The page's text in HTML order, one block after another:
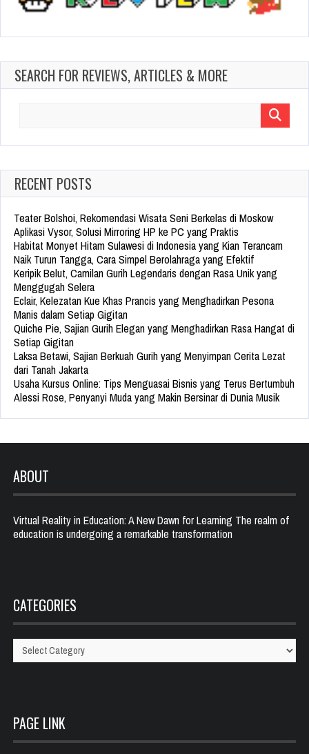
SEARCH FOR REVIEWS, ARTICLES & MORE
RECENT POSTS
Teater Bolshoi, Rekomendasi Wisata Seni Berkelas di Moskow
Aplikasi Vysor, Solusi Mirroring HP ke PC yang Praktis
Habitat Monyet Hitam Sulawesi di Indonesia yang Kian Terancam
Naik Turun Tangga, Cara Simpel Berolahraga yang Efektif
Keripik Belut, Camilan Gurih Legendaris dengan Rasa Unik yang
Menggugah Selera
Eclair, Kelezatan Kue Khas Prancis yang Menghadirkan Pesona
Manis dalam Setiap Gigitan
Quiche Pie, Sajian Gurih Elegan yang Menghadirkan Rasa Hangat di
Setiap Gigitan
Laksa Betawi, Sajian Berkuah Gurih yang Menyimpan Cerita Lezat
dari Tanah Jakarta
Usaha Kursus Online: Tips Menguasai Bisnis yang Terus Bertumbuh
Alessi Rose, Penyanyi Muda yang Makin Bersinar di Dunia Musik
ABOUT
Virtual Reality in Education: A New Dawn for Learning The realm of
education is undergoing a remarkable transformation
CATEGORIES
Categories
PAGE LINK